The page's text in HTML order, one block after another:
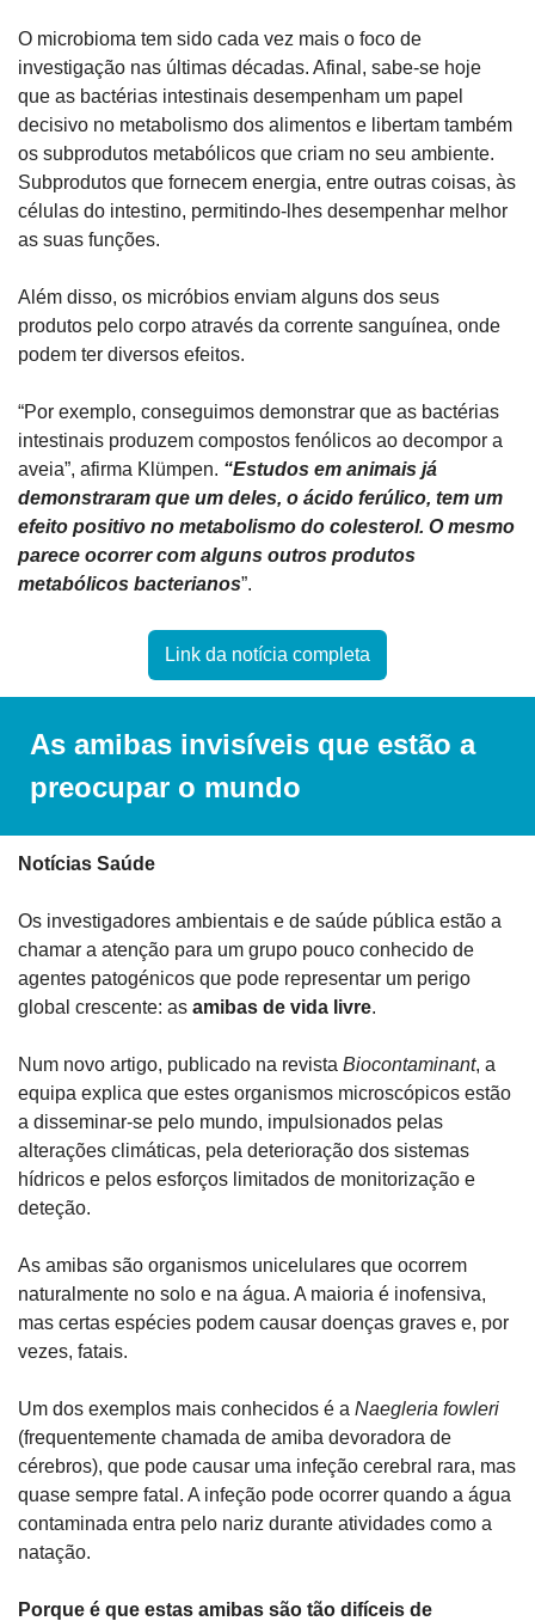
O microbioma tem sido cada vez mais o foco de
investigação nas últimas décadas. Afinal, sabe-se hoje
que as bactérias intestinais desempenham um papel
decisivo no metabolismo dos alimentos e libertam também
os subprodutos metabólicos que criam no seu ambiente.
Subprodutos que fornecem energia, entre outras coisas, às
células do intestino, permitindo-lhes desempenhar melhor
as suas funções.
Além disso, os micróbios enviam alguns dos seus
produtos pelo corpo através da corrente sanguínea, onde
podem ter diversos efeitos.
“Por exemplo, conseguimos demonstrar que as bactérias
intestinais produzem compostos fenólicos ao decompor a
aveia”, afirma Klümpen. “Estudos em animais já
demonstraram que um deles, o ácido ferúlico, tem um
efeito positivo no metabolismo do colesterol. O mesmo
parece ocorrer com alguns outros produtos
metabólicos bacterianos”.
Link da notícia completa
As amibas invisíveis que estão a
preocupar o mundo
Notícias Saúde
Os investigadores ambientais e de saúde pública estão a
chamar a atenção para um grupo pouco conhecido de
agentes patogénicos que pode representar um perigo
global crescente: as amibas de vida livre.
Num novo artigo, publicado na revista Biocontaminant, a
equipa explica que estes organismos microscópicos estão
a disseminar-se pelo mundo, impulsionados pelas
alterações climáticas, pela deterioração dos sistemas
hídricos e pelos esforços limitados de monitorização e
deteção.
As amibas são organismos unicelulares que ocorrem
naturalmente no solo e na água. A maioria é inofensiva,
mas certas espécies podem causar doenças graves e, por
vezes, fatais.
Um dos exemplos mais conhecidos é a Naegleria fowleri
(frequentemente chamada de amiba devoradora de
cérebros), que pode causar uma infeção cerebral rara, mas
quase sempre fatal. A infeção pode ocorrer quando a água
contaminada entra pelo nariz durante atividades como a
natação.
Porque é que estas amibas são tão difíceis de